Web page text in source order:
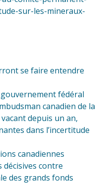
sur-les-mineraux-
se faire entendre
fédéral
canadien de la
depuis un an,
dans l’incertitude
canadiennes
décisives contre
des grands fonds